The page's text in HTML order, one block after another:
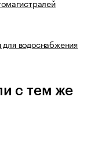
водоснабжения
с тем же